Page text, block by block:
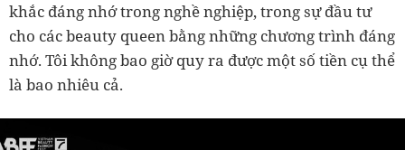
khắc đáng nhớ trong nghề nghiệp, trong sự đầu tư
cho các beauty queen bằng những chương trình đáng
nhớ. Tôi không bao giờ quy ra được một số tiền cụ thể
là bao nhiêu cả.